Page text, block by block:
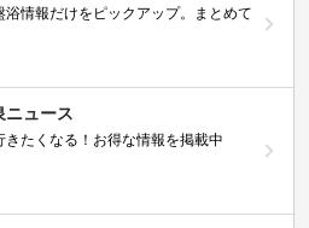
浴情報だけをピックアップ。まとめて
ニュース
きたくなる！お得な情報を掲載中